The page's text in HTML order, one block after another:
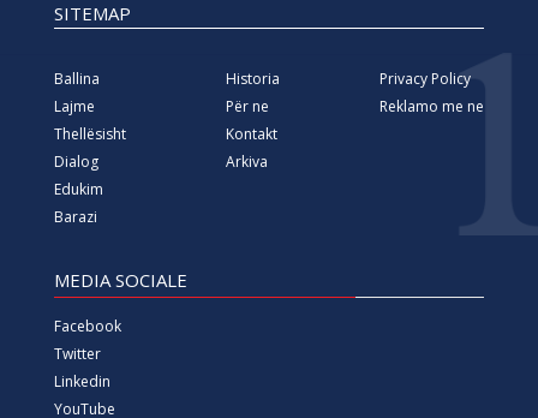
SITEMAP
Ballina
Lajme
Thellësisht
Dialog
Edukim
Barazi
Historia
Për ne
Kontakt
Arkiva
Privacy Policy
Reklamo me ne
MEDIA SOCIALE
Facebook
Twitter
Linkedin
YouTube